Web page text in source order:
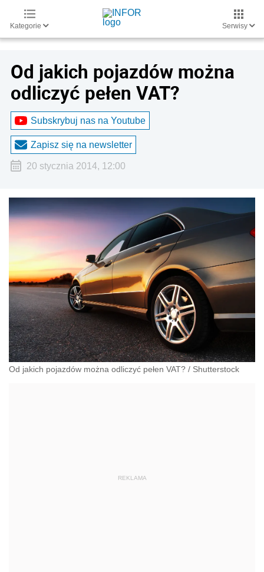
Kategorie Serwisy
Od jakich pojazdów można
odliczyć pełen VAT?
Subskrybuj nas na Youtube
Zapisz się na newsletter
20 stycznia 2014, 12:00
Od jakich pojazdów można odliczyć pełen VAT? / Shutterstock